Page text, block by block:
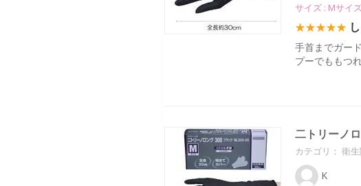
サイズ : Mサイ
手首までガー
プーでももつ
二トリーノ
カテゴリ： 衛
K